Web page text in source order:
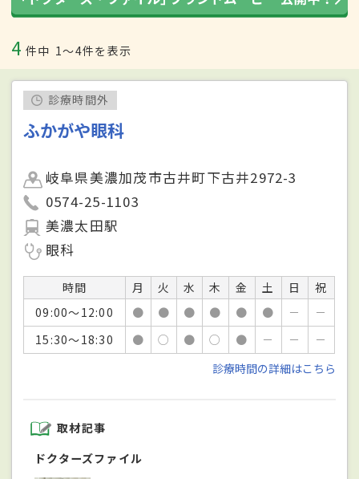
4 件中 1〜4件を表示
診療時間外
ふかがや眼科
岐阜県美濃加茂市古井町下古井2972-3
0574-25-1103
美濃太田駅
眼科
時間 月 火 水 木 金 土 日
祝
09:00～12:00
● ● ● ● ● ● －
－
15:30～18:30
● ○ ● ○ ● － －
－
診療時間の詳細はこちら
取材記事
ドクターズファイル